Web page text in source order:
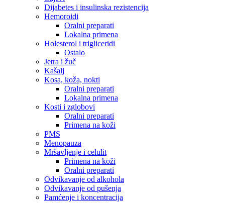
Dijabetes i insulinska rezistencija
Hemoroidi
Oralni preparati
Lokalna primena
Holesterol i trigliceridi
Ostalo
Jetra i žuč
Kašalj
Kosa, koža, nokti
Oralni preparati
Lokalna primena
Kosti i zglobovi
Oralni preparati
Primena na koži
PMS
Menopauza
Mršavljenje i celulit
Primena na koži
Oralni preparati
Odvikavanje od alkohola
Odvikavanje od pušenja
Pamćenje i koncentracija